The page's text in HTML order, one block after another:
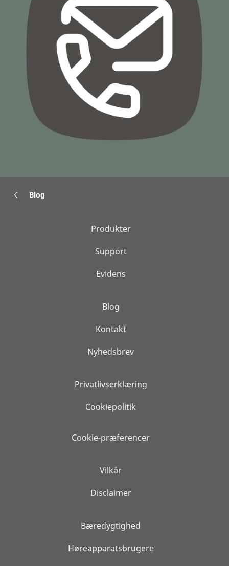
Blog
Produkter
Support
Evidens
Blog
Kontakt
Nyhedsbrev
Privatlivserklæring
Cookiepolitik
Cookie-præferencer
Vilkår
Disclaimer
Bæredygtighed
Høreapparatsbrugere